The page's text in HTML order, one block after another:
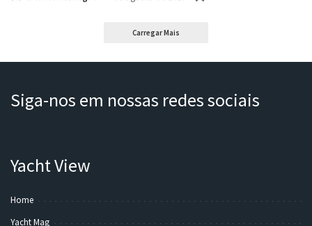
Carregar Mais
Siga-nos em nossas redes sociais
Yacht View
Home
Yacht Mag